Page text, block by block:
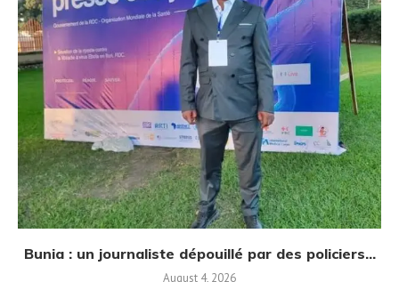
Bunia : un journaliste dépouillé par des policiers...
August 4, 2026